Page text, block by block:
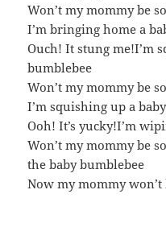
Won’t my mommy be
I’m bringing home a
Ouch! It stung me!I’m
bumblebee
Won’t my mommy be
I’m squishing up a
Ooh! It’s yucky!I’m
Won’t my mommy be
the baby bumblebee
Now my mommy won’t